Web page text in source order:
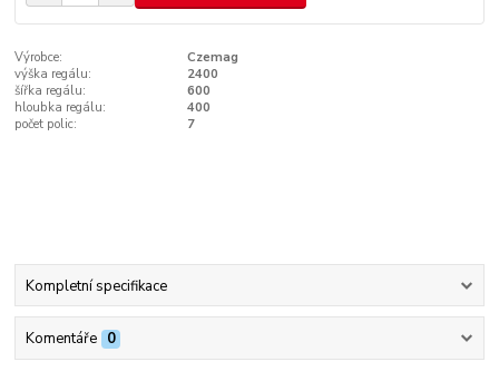
Výrobce:
Czemag
výška regálu:
2400
šířka regálu:
600
hloubka regálu:
400
počet polic:
7
Kompletní specifikace
Komentáře 0